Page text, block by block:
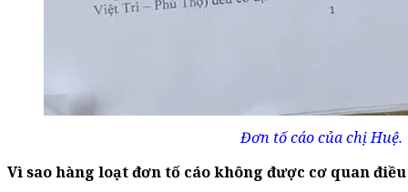
Đơn tố cáo của chị Huệ.
Vì sao hàng loạt đơn tố cáo không được cơ quan